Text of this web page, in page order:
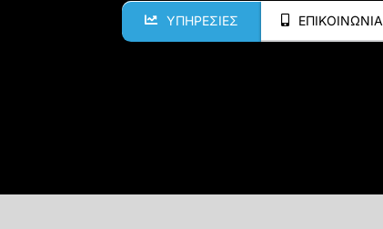
ΥΠΗΡΕΣΙΕΣ ΕΠΙΚΟΙΝΩΝΙΑ